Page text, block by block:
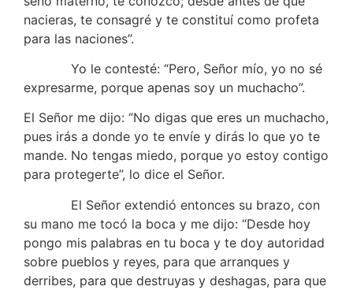
nacieras, te consagré y te constituí como profeta
para las naciones”.
Yo le contesté: “Pero, Señor mío, yo no sé
expresarme, porque apenas soy un muchacho”.
El Señor me dijo: “No digas que eres un muchacho,
pues irás a donde yo te envíe y dirás lo que yo te
mande. No tengas miedo, porque yo estoy contigo
para protegerte”, lo dice el Señor.
El Señor extendió entonces su brazo, con
su mano me tocó la boca y me dijo: “Desde hoy
pongo mis palabras en tu boca y te doy autoridad
sobre pueblos y reyes, para que arranques y
derribes, para que destruyas y deshagas, para que